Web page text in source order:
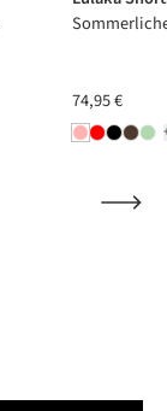
74,95 €